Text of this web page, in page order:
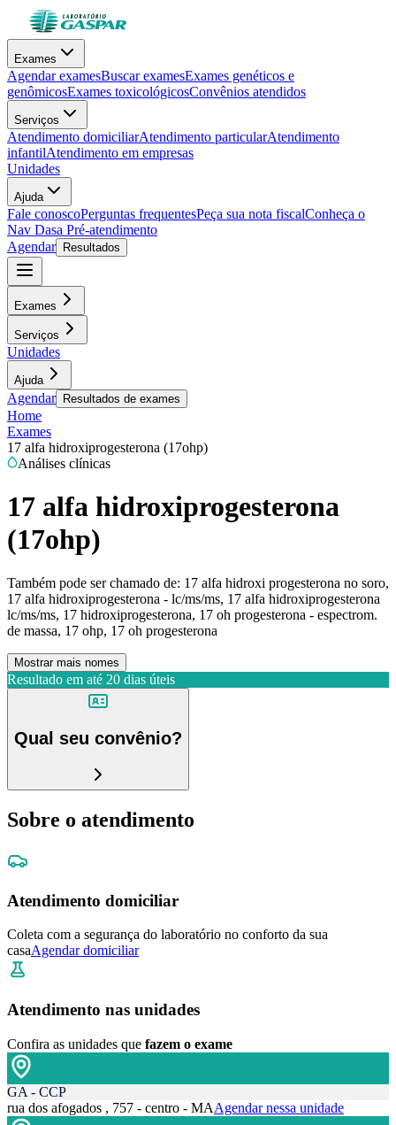
Exames
Agendar examesBuscar examesExames genéticos e
genômicosExames toxicológicosConvênios atendidos
Serviços
Atendimento domiciliarAtendimento particularAtendimento
infantilAtendimento em empresas
Unidades
Ajuda
Fale conoscoPerguntas frequentesPeça sua nota fiscalConheça o
Nav Dasa Pré-atendimento
Agendar
Resultados
Exames
Serviços
Unidades
Ajuda
Agendar Resultados de exames
Home
Exames
17 alfa hidroxiprogesterona (17ohp)
Análises clínicas
17 alfa hidroxiprogesterona
(17ohp)
Também pode ser chamado de: 17 alfa hidroxi progesterona no soro,
17 alfa hidroxiprogesterona - lc/ms/ms, 17 alfa hidroxiprogesterona
lc/ms/ms, 17 hidroxiprogesterona, 17 oh progesterona - espectrom.
de massa, 17 ohp, 17 oh progesterona
Mostrar mais nomes
Resultado em até 20 dias úteis
Qual seu convênio?
Sobre o atendimento
Atendimento domiciliar
Coleta com a segurança do laboratório no conforto da sua
casaAgendar domiciliar
Atendimento nas unidades
Confira as unidades que fazem o exame
GA - CCP
rua dos afogados , 757 - centro - MAAgendar nessa unidade